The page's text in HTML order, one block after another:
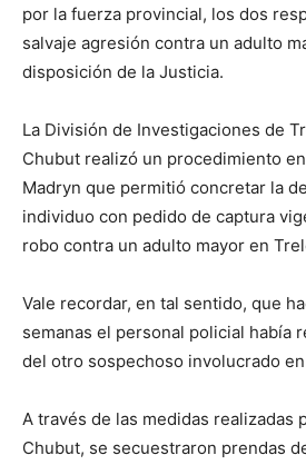
por la fuerza provincial, los dos
salvaje agresión contra un adulto
disposición de la Justicia.
La División de Investigaciones de
Chubut realizó un procedimiento
Madryn que permitió concretar la
individuo con pedido de captura
robo contra un adulto mayor en
Vale recordar, en tal sentido, que
semanas el personal policial había
del otro sospechoso involucrado
A través de las medidas realizadas
Chubut, se secuestraron prendas